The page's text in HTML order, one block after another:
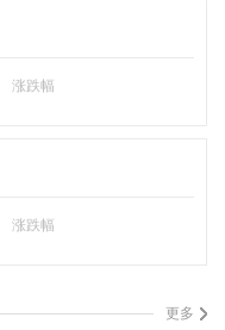
涨跌幅
涨跌幅
更多